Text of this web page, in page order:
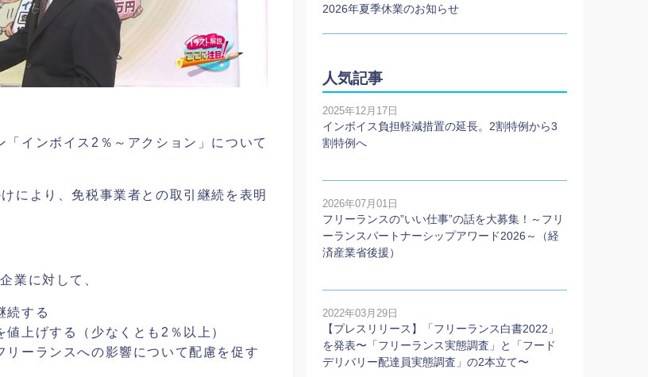
インボイス2％～アクション」について
により、免税事業者との取引継続を表明
業に対して、
続する
上げする（少なくとも2％以上）
リーランスへの影響について配慮を促す
2026年夏季休業のお知らせ
人気記事
2025年12月17日
インボイス負担軽減措置の延長。2割特例から3
割特例へ
2026年07月01日
フリーランスの”いい仕事”の話を大募集！～フリ
ーランスパートナーシップアワード2026～（経
済産業省後援）
2022年03月29日
【プレスリリース】「フリーランス白書2022」
を発表〜「フリーランス実態調査」と「フード
デリバリー配達員実態調査」の2本⽴て〜